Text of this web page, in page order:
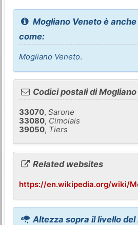
Mogliano Veneto è
come:
Mogliano Veneto.
Codici postali di
33070,Sarone
33080, Cimolais
39050, Tiers
Related websites
https://en.wikipedia.org/wiki/
Altezza sopra il livello del